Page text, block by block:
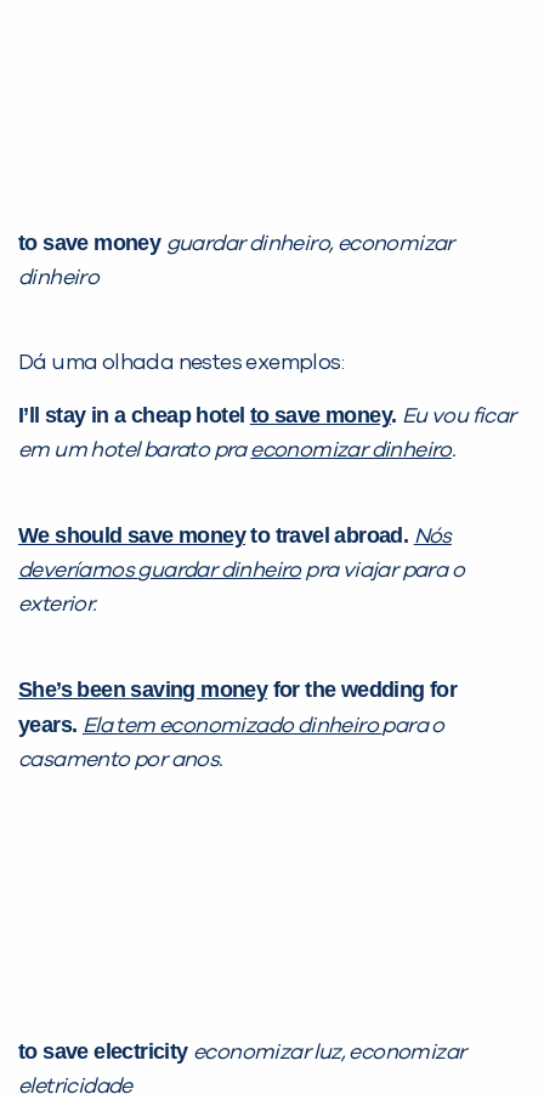
to save money guardar dinheiro, economizar
dinheiro
Dá uma olhada nestes exemplos:
I’ll stay in a cheap hotel tosave money. Eu vou ficar
em um hotel barato praeconomizar dinheiro.
We shouldsave moneyto travel abroad. Nós
deveríamosguardar dinheiropra viajar para o
exterior.
She’s beensaving moneyfor the wedding for
years. Ela tem economizado dinheiropara o
casamento por anos.
to save electricity economizar luz, economizar
eletricidade